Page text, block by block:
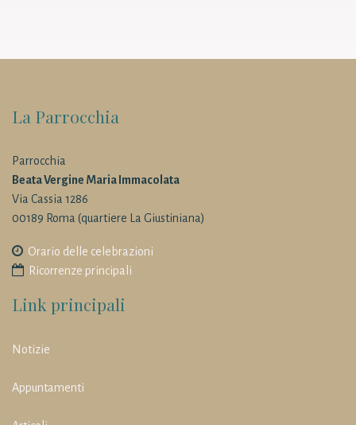
La Parrocchia
Parrocchia
Beata Vergine Maria Immacolata
Via Cassia 1286
00189 Roma (quartiere La Giustiniana)
Orario delle celebrazioni
Ricorrenze principali
Link principali
Notizie
Appuntamenti